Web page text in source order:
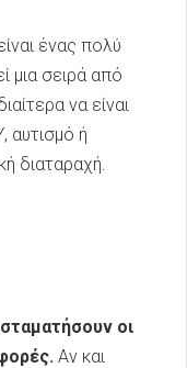
ένας πολύ
μια σειρά από
να είναι
αυτισμό ή
διαταραχή.
σταματήσουν οι
Αν και